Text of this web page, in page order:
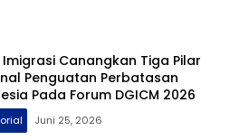
Imigrasi Canangkan Tiga Pilar
Penguatan Perbatasan
Pada Forum DGICM 2026
Juni 25, 2026